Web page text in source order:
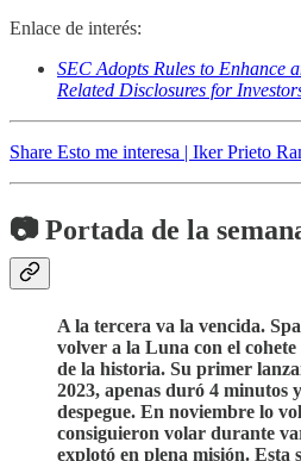
Enlace de interés:
SEC Adopts Rules to Enhance
Related Disclosures for
Share Esto me interesa | Iker Prieto
📷 Portada de la
A la tercera va la vencida.
volver a la Luna con el
de la historia. Su primer
2023, apenas duró 4 minutos
despegue. En noviembre lo
consiguieron volar durante
explotó en plena misión. Esta